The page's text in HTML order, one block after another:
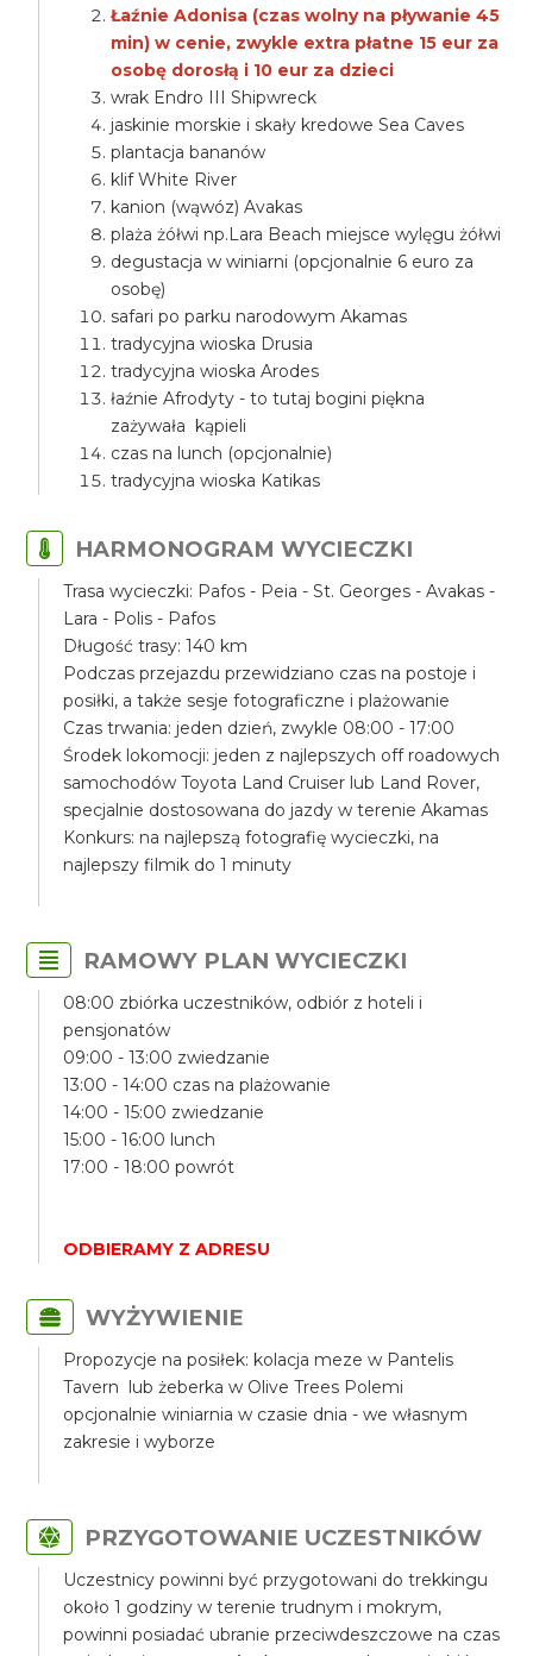
Łaźnie Adonisa (czas wolny na pływanie 45
min) w cenie, zwykle extra płatne 15 eur za
osobę dorosłą i 10 eur za dzieci
wrak Endro III Shipwreck
jaskinie morskie i skały kredowe Sea Caves
plantacja bananów
klif White River
kanion (wąwóz) Avakas
plaża żółwi np.Lara Beach miejsce wylęgu żółwi
degustacja w winiarni (opcjonalnie 6 euro za
osobę)
safari po parku narodowym Akamas
tradycyjna wioska Drusia
tradycyjna wioska Arodes
łaźnie Afrodyty - to tutaj bogini piękna
zażywała kąpieli
czas na lunch (opcjonalnie)
tradycyjna wioska Katikas
HARMONOGRAM WYCIECZKI
Trasa wycieczki: Pafos - Peia - St. Georges - Avakas -
Lara - Polis - Pafos
Długość trasy: 140 km
Podczas przejazdu przewidziano czas na postoje i
posiłki, a także sesje fotograficzne i plażowanie
Czas trwania: jeden dzień, zwykle 08:00 - 17:00
Środek lokomocji: jeden z najlepszych off roadowych
samochodów Toyota Land Cruiser lub Land Rover,
specjalnie dostosowana do jazdy w terenie Akamas
Konkurs: na najlepszą fotografię wycieczki, na
najlepszy filmik do 1 minuty
RAMOWY PLAN WYCIECZKI
08:00 zbiórka uczestników, odbiór z hoteli i
pensjonatów
09:00 - 13:00 zwiedzanie
13:00 - 14:00 czas na plażowanie
14:00 - 15:00 zwiedzanie
15:00 - 16:00 lunch
17:00 - 18:00 powrót
ODBIERAMY Z ADRESU
WYŻYWIENIE
Propozycje na posiłek: kolacja meze w Pantelis
Tavern lub żeberka w Olive Trees Polemi
opcjonalnie winiarnia w czasie dnia - we własnym
zakresie i wyborze
PRZYGOTOWANIE UCZESTNIKÓW
Uczestnicy powinni być przygotowani do trekkingu
około 1 godziny w terenie trudnym i mokrym,
powinni posiadać ubranie przeciwdeszczowe na czas